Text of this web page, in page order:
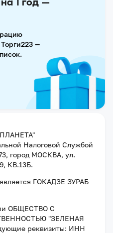
—
Налоговой Службой
город МОСКВА, ул.
КВ.13Б.
ГОКАДЗЕ ЗУРАБ
ОБЩЕСТВО С
"ЗЕЛЕНАЯ
реквизиты: ИНН